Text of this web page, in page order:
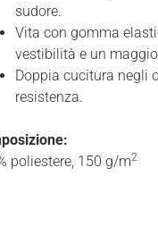
sudore.
Vita con gomma
vestibilità e un
Doppia cucitura negli
resistenza.
poliestere, 150 g/m2